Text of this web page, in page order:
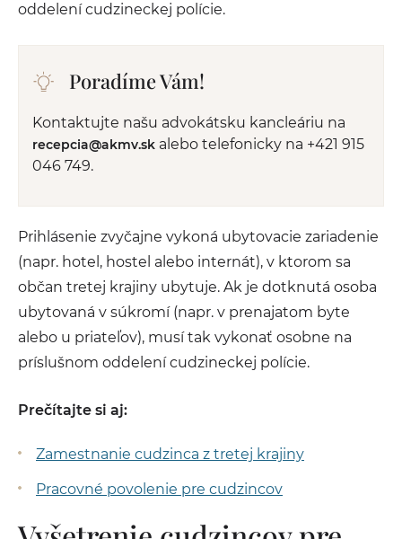
oddelení cudzineckej polície.
Poradíme Vám!
Kontaktujte našu advokátsku kancleáriu na
recepcia@akmv.sk alebo telefonicky na +421 915
046 749.
Prihlásenie zvyčajne vykoná ubytovacie zariadenie
(napr. hotel, hostel alebo internát), v ktorom sa
občan tretej krajiny ubytuje. Ak je dotknutá osoba
ubytovaná v súkromí (napr. v prenajatom byte
alebo u priateľov), musí tak vykonať osobne na
príslušnom oddelení cudzineckej polície.
Prečítajte si aj:
Zamestnanie cudzinca z tretej krajiny
Pracovné povolenie pre cudzincov